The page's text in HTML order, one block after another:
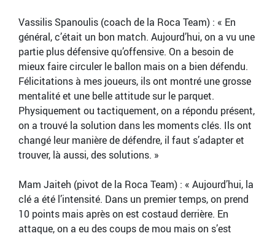
Vassilis Spanoulis (coach de la Roca Team) : « En
général, c’était un bon match. Aujourd’hui, on a vu une
partie plus défensive qu’offensive. On a besoin de
mieux faire circuler le ballon mais on a bien défendu.
Félicitations à mes joueurs, ils ont montré une grosse
mentalité et une belle attitude sur le parquet.
Physiquement ou tactiquement, on a répondu présent,
on a trouvé la solution dans les moments clés. Ils ont
changé leur manière de défendre, il faut s’adapter et
trouver, là aussi, des solutions. »
Mam Jaiteh (pivot de la Roca Team) : « Aujourd’hui, la
clé a été l’intensité. Dans un premier temps, on prend
10 points mais après on est costaud derrière. En
attaque, on a eu des coups de mou mais on s’est